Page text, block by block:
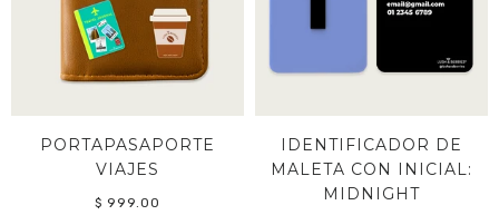
PORTAPASAPORTE
VIAJES
$ 999.00
IDENTIFICADOR DE
MALETA CON INICIAL:
MIDNIGHT